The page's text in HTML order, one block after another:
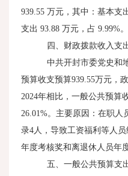
939.55 万元，其中：基本支
支出 93.88 万元，占 9.99%。
四、财政拨款收入支
中共开封市委党史和
预算收支预算939.55万元，
2024年相比，一般公共预算
26.01%。主要原因：在职人
录4人，导致工资福利等人
年度考核奖和离退休人员年
五、一般公共预算支